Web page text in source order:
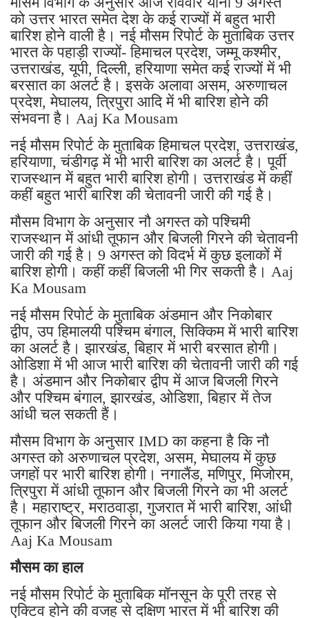
को उत्तर भारत समेत देश के कई राज्यों में बहुत भारी
बारिश होने वाली है। नई मौसम रिपोर्ट के मुताबिक उत्तर
भारत के पहाड़ी राज्यों- हिमाचल प्रदेश, जम्मू कश्मीर,
उत्तराखंड, यूपी, दिल्ली, हरियाणा समेत कई राज्यों में भी
बरसात का अलर्ट है। इसके अलावा असम, अरुणाचल
प्रदेश, मेघालय, त्रिपुरा आदि में भी बारिश होने की
संभवना है। Aaj Ka Mousam
नई मौसम रिपोर्ट के मुताबिक हिमाचल प्रदेश, उत्तराखंड,
हरियाणा, चंडीगढ़ में भी भारी बारिश का अलर्ट है। पूर्वी
राजस्थान में बहुत भारी बारिश होगी। उत्तराखंड में कहीं
कहीं बहुत भारी बारिश की चेतावनी जारी की गई है।
मौसम विभाग के अनुसार नौ अगस्त को पश्चिमी
राजस्थान में आंधी तूफान और बिजली गिरने की चेतावनी
जारी की गई है। 9 अगस्त को विदर्भ में कुछ इलाकों में
बारिश होगी। कहीं कहीं बिजली भी गिर सकती है। Aaj
Ka Mousam
नई मौसम रिपोर्ट के मुताबिक अंडमान और निकोबार
द्वीप, उप हिमालयी पश्चिम बंगाल, सिक्किम में भारी बारिश
का अलर्ट है। झारखंड, बिहार में भारी बरसात होगी।
ओडिशा में भी आज भारी बारिश की चेतावनी जारी की गई
है। अंडमान और निकोबार द्वीप में आज बिजली गिरने
और पश्चिम बंगाल, झारखंड, ओडिशा, बिहार में तेज
आंधी चल सकती हैं।
मौसम विभाग के अनुसार IMD का कहना है कि नौ
अगस्त को अरुणाचल प्रदेश, असम, मेघालय में कुछ
जगहों पर भारी बारिश होगी। नगालैंड, मणिपुर, मिजोरम,
त्रिपुरा में आंधी तूफान और बिजली गिरने का भी अलर्ट
है। महाराष्ट्र, मराठवाड़ा, गुजरात में भारी बारिश, आंधी
तूफान और बिजली गिरने का अलर्ट जारी किया गया है।
Aaj Ka Mousam
मौसम का हाल
नई मौसम रिपोर्ट के मुताबिक मॉनसून के पूरी तरह से
एक्टिव होने की वजह से दक्षिण भारत में भी बारिश की